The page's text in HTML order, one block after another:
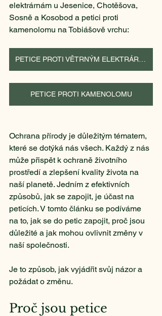
elektrárnám u Jesenice, Chotěšova,
Sosně a Kosobod a petici proti
kamenolomu na Tobiášově vrchu:
PETICE PROTI KAMENOLOMU
Ochrana přírody je důležitým tématem,
které se dotýká nás všech. Každý z nás
může přispět k ochraně životního
prostředí a zlepšení kvality života na
naší planetě. Jedním z efektivních
způsobů, jak se zapojit, je účast na
peticích. V tomto článku se podíváme
na to, jak se do petic zapojit, proč jsou
důležité a jak mohou ovlivnit změny v
naší společnosti.
Je to způsob, jak vyjádřit svůj názor a
požádat o změnu.
Proč jsou petice